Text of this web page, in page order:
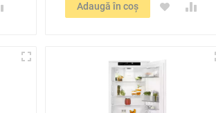
Adaugă în coș